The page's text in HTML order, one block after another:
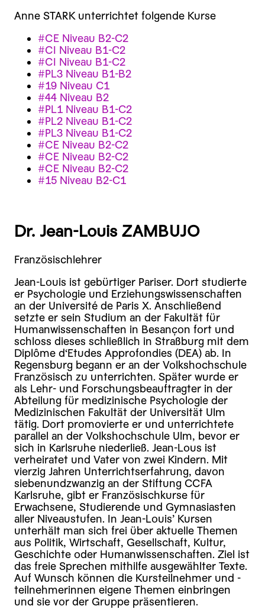
Anne STARK unterrichtet folgende Kurse
#CE Niveau B2-C2
#CI Niveau B1-C2
#CI Niveau B1-C2
#PL3 Niveau B1-B2
#19 Niveau C1
#44 Niveau B2
#PL1 Niveau B1-C2
#PL2 Niveau B1-C2
#PL3 Niveau B1-C2
#CE Niveau B2-C2
#CE Niveau B2-C2
#CE Niveau B2-C2
#15 Niveau B2-C1
Dr. Jean-Louis ZAMBUJO
Französischlehrer
Jean-Louis ist gebürtiger Pariser. Dort studierte
er Psychologie und Erziehungswissenschaften
an der Université de Paris X. Anschließend
setzte er sein Studium an der Fakultät für
Humanwissenschaften in Besançon fort und
schloss dieses schließlich in Straßburg mit dem
Diplôme d‘Etudes Approfondies (DEA) ab. In
Regensburg begann er an der Volkshochschule
Französisch zu unterrichten. Später wurde er
als Lehr- und Forschungsbeauftragter in der
Abteilung für medizinische Psychologie der
Medizinischen Fakultät der Universität Ulm
tätig. Dort promovierte er und unterrichtete
parallel an der Volkshochschule Ulm, bevor er
sich in Karlsruhe niederließ. Jean-Lous ist
verheiratet und Vater von zwei Kindern. Mit
vierzig Jahren Unterrichtserfahrung, davon
siebenundzwanzig an der Stiftung CCFA
Karlsruhe, gibt er Französischkurse für
Erwachsene, Studierende und Gymnasiasten
aller Niveaustufen. In Jean-Louis’ Kursen
unterhält man sich frei über aktuelle Themen
aus Politik, Wirtschaft, Gesellschaft, Kultur,
Geschichte oder Humanwissenschaften. Ziel ist
das freie Sprechen mithilfe ausgewählter Texte.
Auf Wunsch können die Kursteilnehmer und -
teilnehmerinnen eigene Themen einbringen
und sie vor der Gruppe präsentieren.